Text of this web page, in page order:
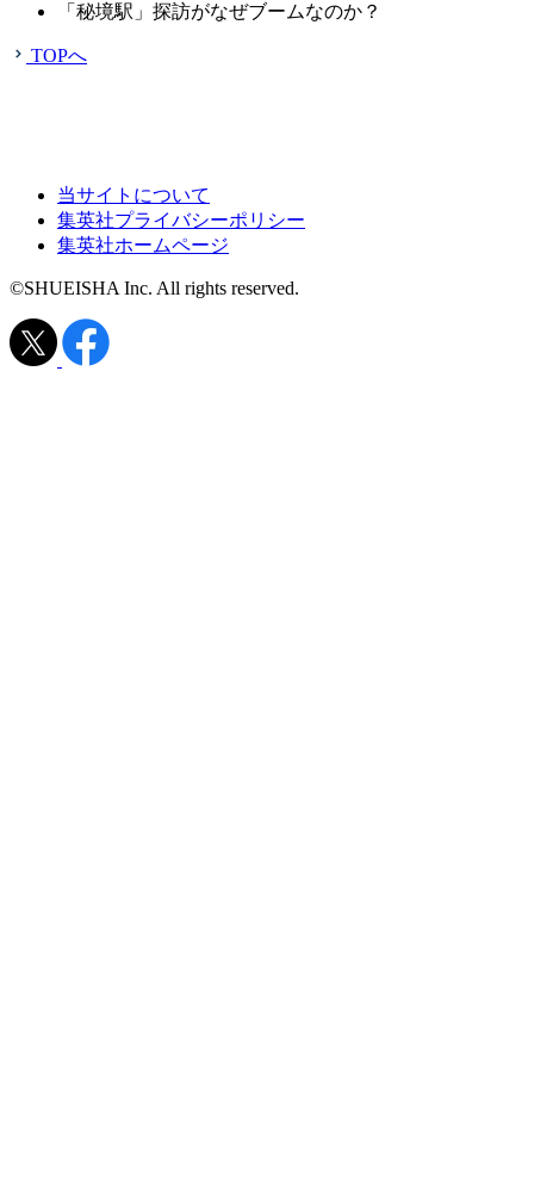
「秘境駅」探訪がなぜブームなのか？
TOPへ
当サイトについて
集英社プライバシーポリシー
集英社ホームページ
©SHUEISHA Inc. All rights reserved.